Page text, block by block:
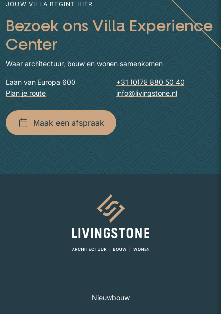
JOUW VILLA BEGINT HIER
Bezoek ons Villa Experience
Center
Waar architectuur, bouw en wonen samenkomen
Laan van Europa 600
Plan je route
+31 (0)78 880 50 40
info@livingstone.nl
Maak een afspraak
Naar homepage
Nieuwbouw